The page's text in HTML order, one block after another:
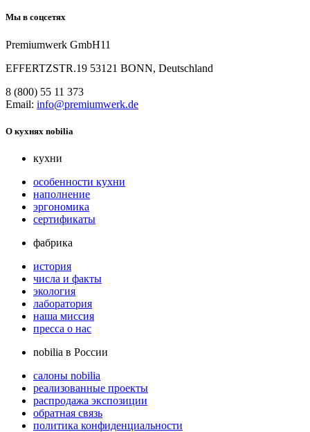
Мы в соцсетях
Premiumwerk GmbH11
EFFERTZSTR.19 53121 BONN, Deutschland
8 (800) 55 11 373
Email: info@premiumwerk.de
О кухнях nobilia
кухни
особенности кухни
наполнение
эргономика
сертификаты
фабрика
история
числа и факты
экология
лаборатория
наша миссия
пресса о нас
nobilia в России
салоны nobilia
реализованные проекты
распродажа экспозиции
обратная связь
политика конфиденциальности